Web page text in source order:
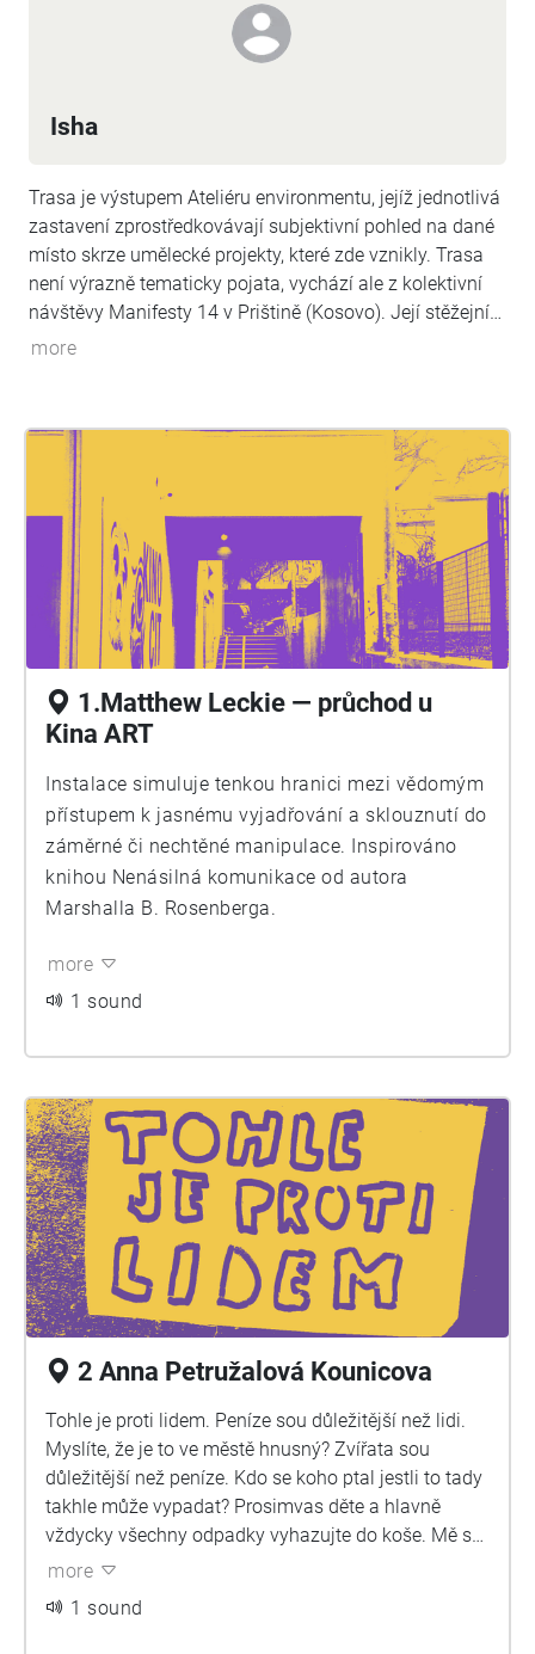
Isha
Trasa je výstupem Ateliéru environmentu, jejíž jednotlivá
zastavení zprostředkovávají subjektivní pohled na dané
místo skrze umělecké projekty, které zde vznikly. Trasa
není výrazně tematicky pojata, vychází ale z kolektivní
návštěvy Manifesty 14 v Prištině (Kosovo). Její stěžejní
otázkou bylo: jak by mohl vypadat veřejný prostor města,
korporací, jež prostory využívají pro své zájmy implikující
hlavně zisk? Dají se podobné strategie, o něž se snažila
Manifesta 14, aplikovat i na nejrůznějších místech Brna?
Lze zmíněná témata zprostředkovávat uměním ve
veřejném prostoru?
more
1.Matthew Leckie — průchod u
Kina ART
Instalace simuluje tenkou hranici mezi vědomým
přístupem k jasnému vyjadřování a sklouznutí do
záměrné či nechtěné manipulace. Inspirováno
knihou Nenásilná komunikace od autora
Marshalla B. Rosenberga.
more
1 sound
2 Anna Petružalová Kounicova
Tohle je proti lidem. Peníze sou důležitější než lidi.
Myslíte, že je to ve městě hnusný? Zvířata sou
důležitější než peníze. Kdo se koho ptal jestli to tady
takhle může vypadat? Prosimvas děte a hlavně
vždycky všechny odpadky vyhazujte do koše. Mě se
nikdo neptal teda.
more
1 sound